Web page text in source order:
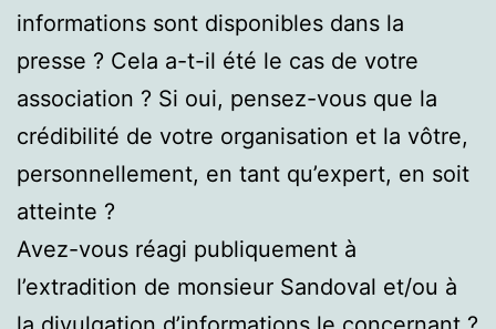
informations sont disponibles dans la
presse ? Cela a-t-il été le cas de votre
association ? Si oui, pensez-vous que la
crédibilité de votre organisation et la vôtre,
personnellement, en tant qu’expert, en soit
atteinte ?
Avez-vous réagi publiquement à
l’extradition de monsieur Sandoval et/ou à